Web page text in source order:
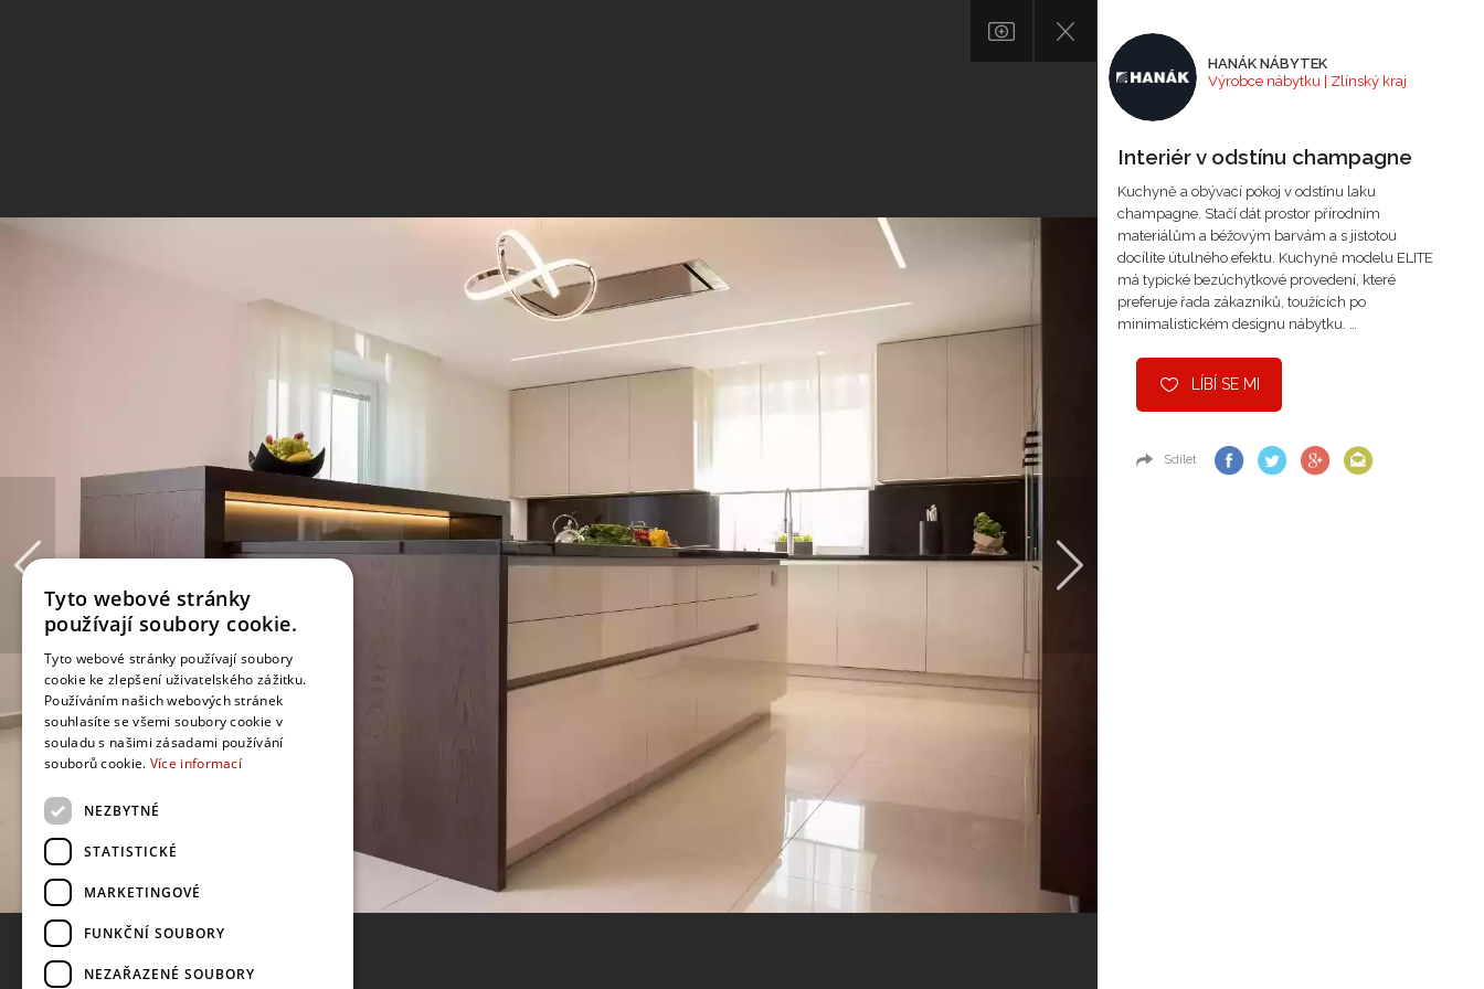
HANÁK NÁBYTEK
Výrobce nábytku | Zlínský kraj
Interiér v odstínu champagne
Kuchyně a obývací pokoj v odstínu laku
champagne. Stačí dát prostor přírodním
materiálům a béžovým barvám a s jistotou
docílíte útulného efektu. Kuchyně modelu ELITE
má typické bezúchytkové provedení, které
preferuje řada zákazníků, toužících po
minimalistickém designu nábytku. …
LÍBÍ SE MI
Sdílet
Tyto webové stránky
používají soubory cookie.
Tyto webové stránky používají soubory
cookie ke zlepšení uživatelského zážitku.
Používáním našich webových stránek
souhlasíte se všemi soubory cookie v
souladu s našimi zásadami používání
souborů cookie. Více informací
NEZBYTNÉ
STATISTICKÉ
MARKETINGOVÉ
FUNKČNÍ SOUBORY
NEZAŘAZENÉ SOUBORY